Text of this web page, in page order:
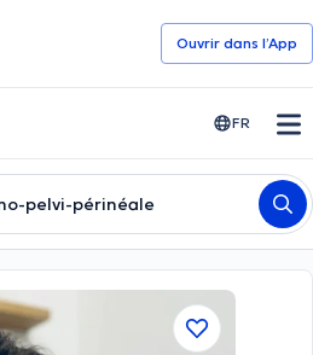
Ouvrir dans l’App
FR
pelvi-périnéale